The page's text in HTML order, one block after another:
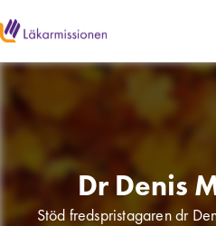
Dr Denis
Stöd fredspristagaren dr